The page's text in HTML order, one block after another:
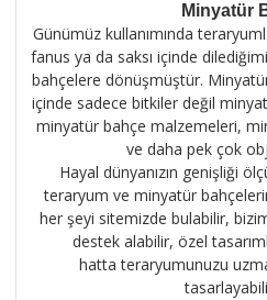
Minyatür
Günümüz kullanımında
fanus ya da saksı içinde
bahçelere dönüşmüştür.
içinde sadece bitkiler değil
minyatür bahçe malzemeleri,
ve daha pek çok
Hayal dünyanızın genişliği
teraryum ve minyatür
her şeyi sitemizde bulabilir,
destek alabilir, özel
hatta teraryumunuzu